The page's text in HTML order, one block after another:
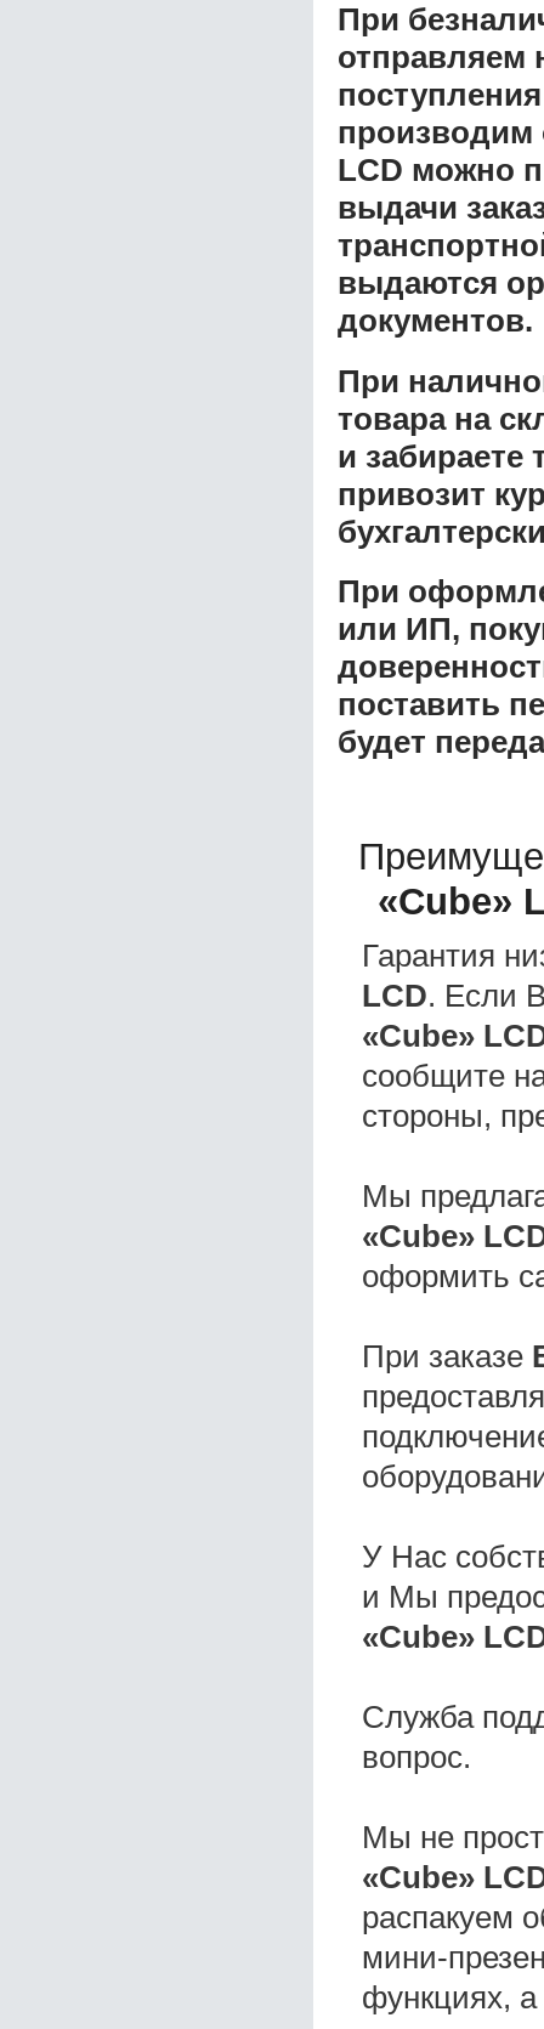
При
отправляем
производим
LCD можно
выдачи
выдаются
документов.
При
товара на
и забираете
привозит
При
или ИП,
поставить
будет
«Cube»
Гарантия
LCD. Если
«Cube»
сообщите
стороны,
Мы
«Cube»
оформить
При заказе
У Нас
и Мы
«Cube»
Служба
вопрос.
Мы не
«Cube»
распакуем
мини-
функциях,